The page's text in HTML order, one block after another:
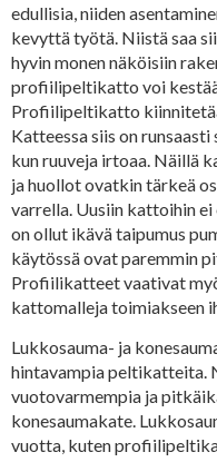
edullisia, niiden
kevyttä työtä. Niistä saa
hyvin monen näköisiin
profiilipeltikatto voi
Profiilipeltikatto
Katteessa siis on
kun ruuveja irtoaa. Näillä
ja huollot ovatkin tärkeä
varrella. Uusiin kattoihin
on ollut ikävä taipumus
käytössä ovat paremmin
Profiilikatteet vaativat
kattomalleja toimiakseen
Lukkosauma- ja
hintavampia peltikatteita.
vuotovarmempia ja
konesaumakate.
vuotta, kuten